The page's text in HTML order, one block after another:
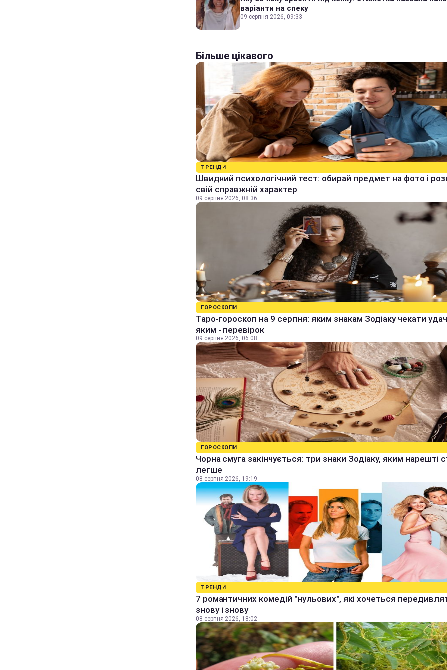
варіанти на спеку
09 серпня 2026, 09:33
Більше цікавого
ТРЕНДИ
Швидкий психологічний тест: обирай предмет на фото і
свій справжній характер
09 серпня 2026, 08:36
ГОРОСКОПИ
Таро-гороскоп на 9 серпня: яким знакам Зодіаку чекати
яким - перевірок
09 серпня 2026, 06:08
ГОРОСКОПИ
Чорна смуга закінчується: три знаки Зодіаку, яким нарешті
легше
08 серпня 2026, 19:19
ТРЕНДИ
7 романтичних комедій "нульових", які хочеться
знову і знову
08 серпня 2026, 18:02